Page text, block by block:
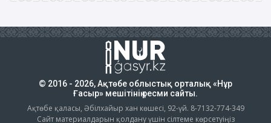
© 2016 - 2026, Ақтөбе облыстық орталық «Нұр
Ғасыр» мешітінің ресми сайты.
Ақтөбе қаласы, Әбілхайыр хан көшесі, 92-үй. 8-7132-774-349
Сайт материалдарын қолдану үшін сілтеме көрсетуіңіз